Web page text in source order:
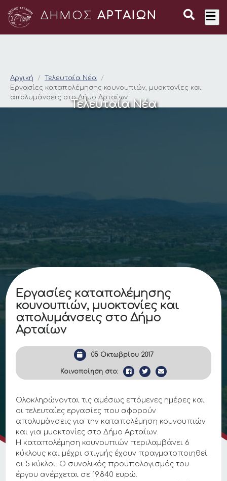
ΔΗΜΟΣ ΑΡΤΑΙΩΝ
Εργασίες
Αρχική
Τελευταία Νέα
Εργασίες καταπολέμησης κουνουπιών, μυοκτονίες και
απολυμάνσεις στο Δήμο Αρταίων
Τελευταία Νέα
Εργασίες καταπολέμησης
κουνουπιών, μυοκτονίες και
απολυμάνσεις στο Δήμο
Αρταίων
05 Οκτωβρίου 2017
Κοινοποίηση στο:
Ολοκληρώνονται τις αμέσως επόμενες ημέρες και
οι τελευταίες εργασίες που αφορούν
απολυμάνσεις για την καταπολέμηση κουνουπιών
και για μυοκτονίες στο Δήμο Αρταίων.
Η καταπολέμηση κουνουπιών περιλαμβάνει 6
κύκλους και μέχρι στιγμής έχουν πραγματοποιηθεί
οι 5 κύκλοι. Ο συνολικός προϋπολογισμός του
έργου ανέρχεται σε 19.840 ευρώ.